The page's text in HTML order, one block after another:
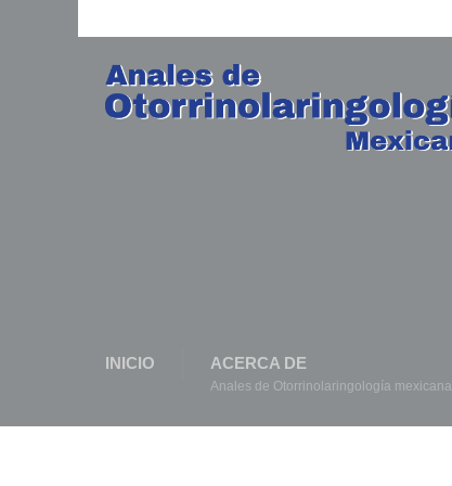
INICIO ACERCA DE
Anales de Otorrinolaringología mexicana